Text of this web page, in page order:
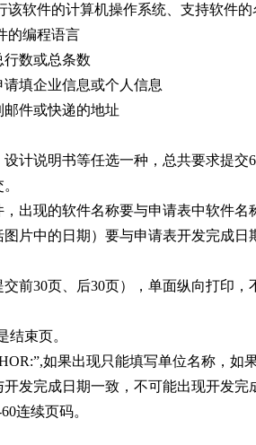
该软件的计算机操作系统、支持软件
的编程语言
数或总条数
填企业信息或个人信息
件或快递的地址
计说明书等任选一种，总共要求提
出现的软件名称要与申请表中软件名
片中的日期）要与申请表开发完成
前30页、后30页），单面纵向打印
结束页。
如果出现只能填写单位名称，如
发完成日期一致，不可能出现开发完
连续页码。